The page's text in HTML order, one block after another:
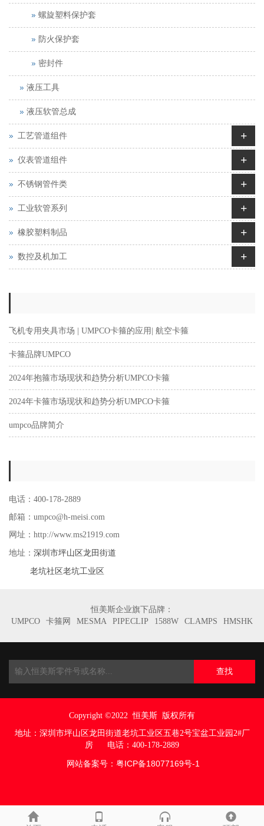
螺旋塑料保护套
防火保护套
密封件
液压工具
液压软管总成
工艺管道组件 +
仪表管道组件 +
不锈钢管件类 +
工业软管系列 +
橡胶塑料制品 +
数控及机加工 +
飞机专用夹具市场 | UMPCO卡箍的应用| 航空卡箍
卡箍品牌UMPCO
2024年抱箍市场现状和趋势分析UMPCO卡箍
2024年卡箍市场现状和趋势分析UMPCO卡箍
umpco品牌简介
电话：400-178-2889
邮箱：umpco@h-meisi.com
网址：http://www.ms21919.com
地址： 深圳市坪山区龙田街道
老坑社区老坑工业区
恒美斯企业旗下品牌：
UMPCO
卡箍网 MESMA PIPECLIP 1588W CLAMPS HMSHK
查找
Copyright ©2022 恒美斯 版权所有
地址： 深圳市坪山区龙田街道老坑工业区五巷2号宝盆工业园2#厂
房 电话：400-178-2889
网站备案号： 粤ICP备18077169号-1